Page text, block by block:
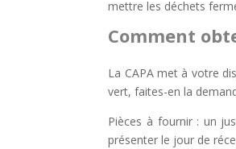
mettre les déchets
Comment
La CAPA met à votre
vert, faites-en la
Pièces à fournir : un
présenter le jour de